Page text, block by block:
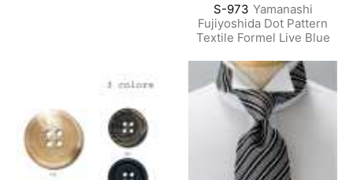
S-973 Yamanashi
Fujiyoshida Dot Pattern
Textile Formel Live Blue